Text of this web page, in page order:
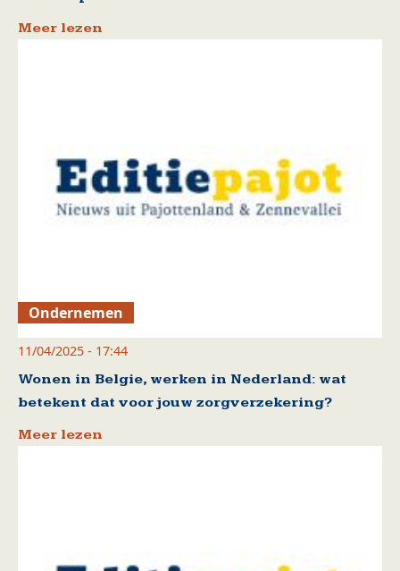
Meer lezen
Ondernemen
11/04/2025 - 17:44
Wonen in Belgie, werken in Nederland: wat
betekent dat voor jouw zorgverzekering?
Meer lezen